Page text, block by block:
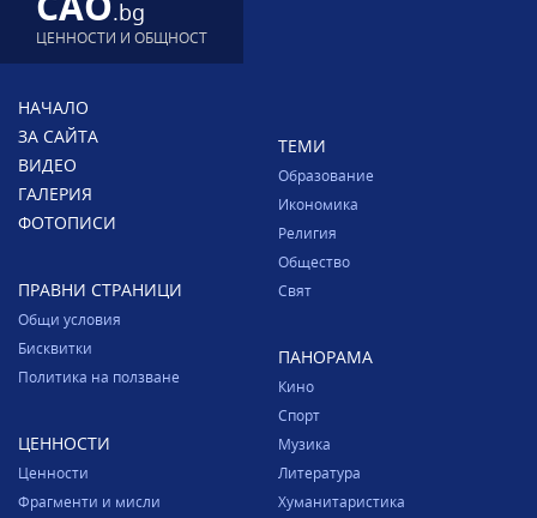
.bg
ЦЕННОСТИ И ОБЩНОСТ
НАЧАЛО
ЗА САЙТА
ВИДЕО
ГАЛЕРИЯ
ФОТОПИСИ
ПРАВНИ СТРАНИЦИ
Общи условия
Бисквитки
Политика на ползване
ЦЕННОСТИ
Ценности
Фрагменти и мисли
ТЕМИ
Образование
Икономика
Религия
Общество
Свят
ПАНОРАМА
Кино
Спорт
Музика
Литература
Хуманитаристика